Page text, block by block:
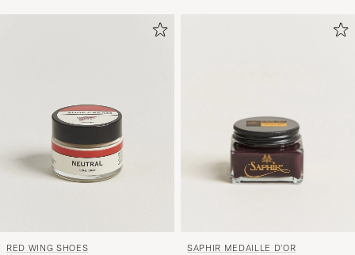
RED WING SHOES SAPHIR MEDAILLE D'OR